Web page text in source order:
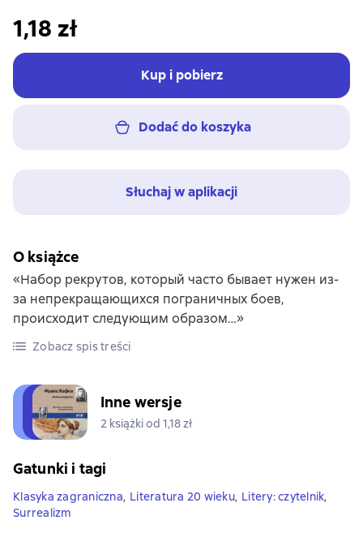
1,18 zł
Kup i pobierz
Dodać do koszyka
Słuchaj w aplikacji
O książce
«Набор рекрутов, который часто бывает нужен из-
за непрекращающихся пограничных боев,
происходит следующим образом…»
Zobacz spis treści
Inne wersje
2 książki od 1,18 zł
Gatunki i tagi
Klasyka zagraniczna, Literatura 20 wieku, Litery: czytelnik,
Surrealizm